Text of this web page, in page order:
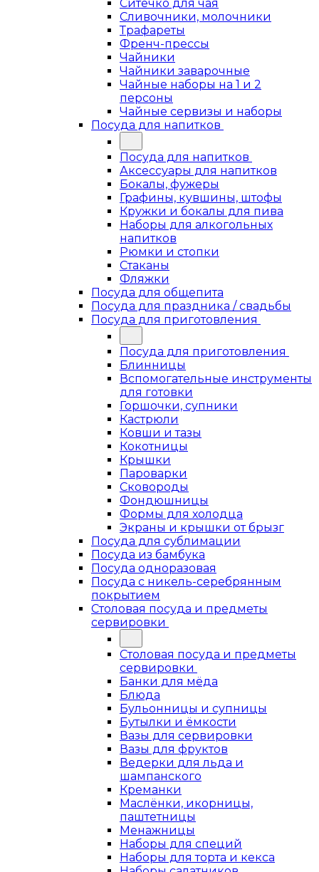
Ситечко для чая
Сливочники, молочники
Трафареты
Френч-прессы
Чайники
Чайники заварочные
Чайные наборы на 1 и 2
персоны
Чайные сервизы и наборы
Посуда для напитков
Посуда для напитков
Аксессуары для напитков
Бокалы, фужеры
Графины, кувшины, штофы
Кружки и бокалы для пива
Наборы для алкогольных
напитков
Рюмки и стопки
Стаканы
Фляжки
Посуда для общепита
Посуда для праздника / свадьбы
Посуда для приготовления
Посуда для приготовления
Блинницы
Вспомогательные инструменты
для готовки
Горшочки, супники
Кастрюли
Ковши и тазы
Кокотницы
Крышки
Пароварки
Сковороды
Фондюшницы
Формы для холодца
Экраны и крышки от брызг
Посуда для сублимации
Посуда из бамбука
Посуда одноразовая
Посуда с никель-серебрянным
покрытием
Столовая посуда и предметы
сервировки
Столовая посуда и предметы
сервировки
Банки для мёда
Блюда
Бульонницы и супницы
Бутылки и ёмкости
Вазы для сервировки
Вазы для фруктов
Ведерки для льда и
шампанского
Креманки
Маслёнки, икорницы,
паштетницы
Менажницы
Наборы для специй
Наборы для торта и кекса